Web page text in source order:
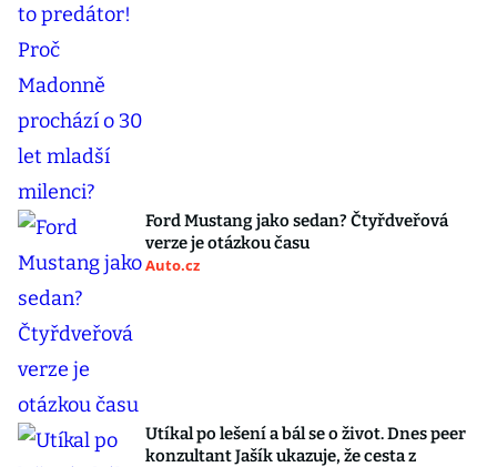
Ford Mustang jako sedan? Čtyřdveřová
verze je otázkou času
Auto.cz
Utíkal po lešení a bál se o život. Dnes peer
konzultant Jašík ukazuje, že cesta z